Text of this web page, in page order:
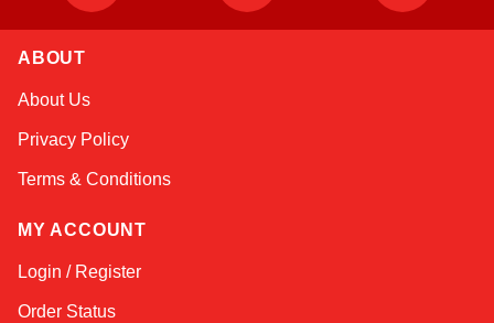
ABOUT
About Us
Privacy Policy
Terms & Conditions
MY ACCOUNT
Login / Register
Order Status